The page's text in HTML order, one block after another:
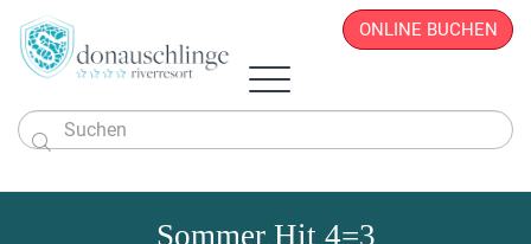
ONLINE BUCHEN
Zimmer & Angebote

Sommer Hit 4=3